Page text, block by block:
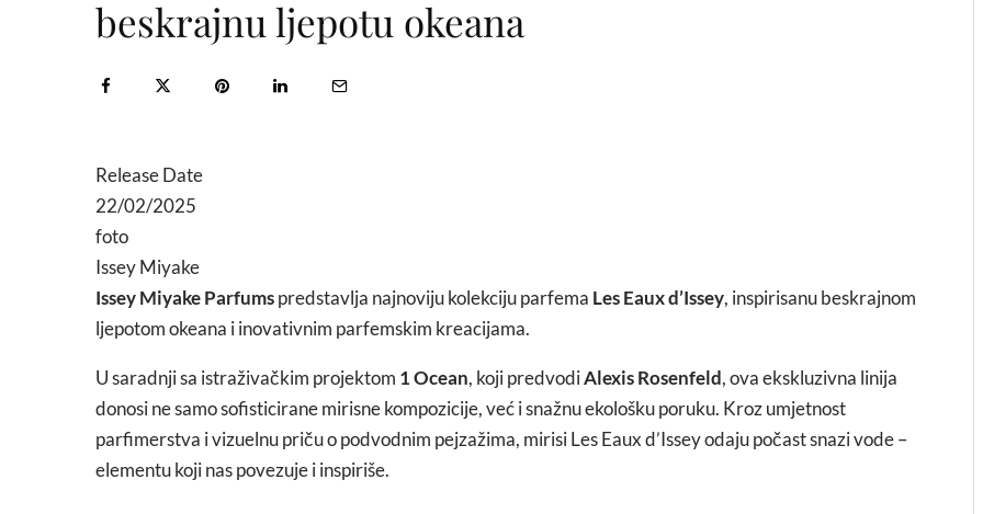
beskrajnu ljepotu okeana
Release Date
22/02/2025
foto
Issey Miyake
Issey Miyake Parfumspredstavlja najnoviju kolekciju parfema Les Eaux d’Issey, inspirisanu beskrajnom
ljepotom okeana i inovativnim parfemskim kreacijama.
U saradnji sa istraživačkim projektom 1 Ocean, koji predvodiAlexis Rosenfeld, ova ekskluzivna linija
donosi ne samo sofisticirane mirisne kompozicije, već i snažnu ekološku poruku. Kroz umjetnost
parfimerstva i vizuelnu priču o podvodnim pejzažima, mirisi Les Eaux d’Issey odaju počast snazi vode –
elementu koji nas povezuje i inspiriše.